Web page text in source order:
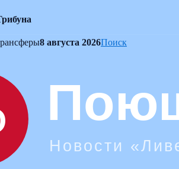
8 августа 2026Поиск